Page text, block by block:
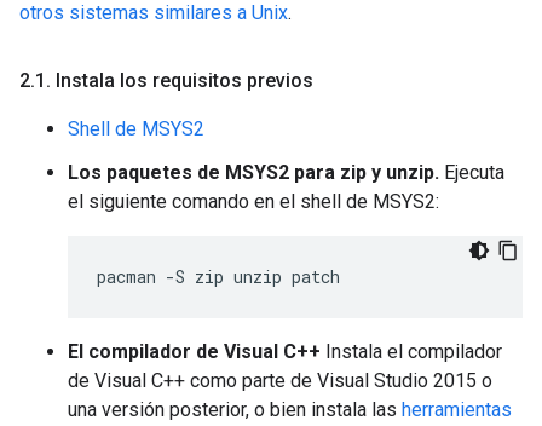
otros sistemas similares a Unix.
2.1 . Instala los requisitos previos
Shell de MSYS2
Los paquetes de MSYS2 para zip y unzip. Ejecuta
el siguiente comando en el shell de MSYS2:
El compilador de Visual C++ Instala el compilador
de Visual C++ como parte de Visual Studio 2015 o
una versión posterior, o bien instala las herramientas